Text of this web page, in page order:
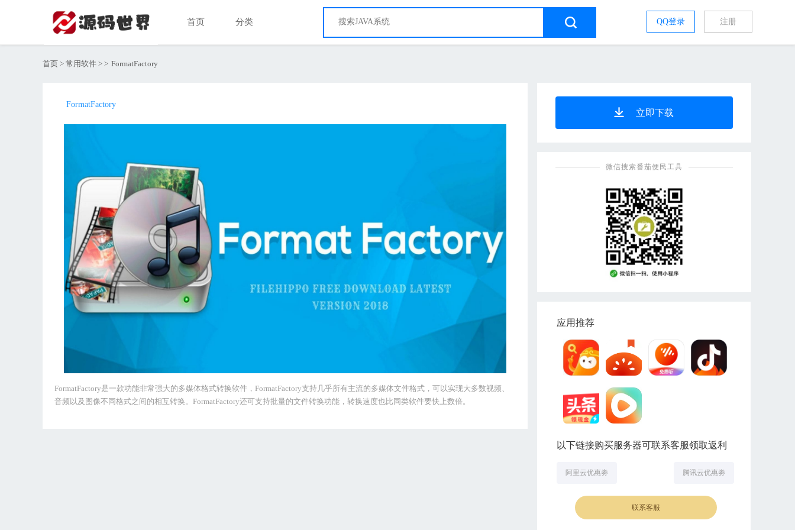
首页 分类 注册
QQ登录
首页 > 常用软件 > > FormatFactory
FormatFactory
FormatFactory是一款功能非常强大的多媒体格式转换软件，FormatFactory支持几乎所有主流的多媒体文件格式，可以实现大多数视频、
音频以及图像不同格式之间的相互转换。FormatFactory还可支持批量的文件转换功能，转换速度也比同类软件要快上数倍。
立即下载
微信搜索番茄便民工具
应用推荐
以下链接购买服务器可联系客服领取返利
阿里云优惠劵 腾讯云优惠劵
联系客服